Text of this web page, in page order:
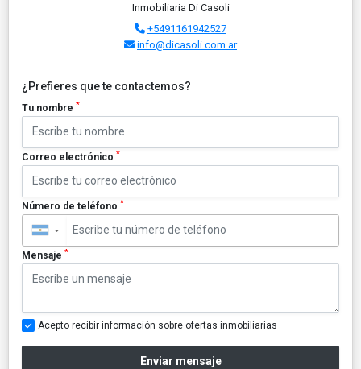
Inmobiliaria Di Casoli
+5491161942527
info@dicasoli.com.ar
¿Prefieres que te contactemos?
Tu nombre *
Correo electrónico *
Número de teléfono *
▼
Mensaje *
Acepto recibir información sobre ofertas inmobiliarias
Enviar mensaje